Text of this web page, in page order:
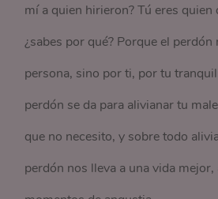
mí a quien hirieron? Tú eres quien
¿sabes por qué? Porque el
persona, sino por ti, por tu
perdón se da para alivianar tu
que no necesito, y sobre todo
perdón nos lleva a una vida mejor,